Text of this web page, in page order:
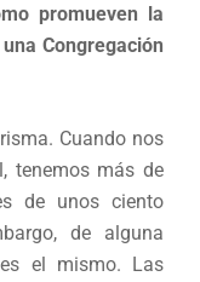
promueven la
Congregación
Cuando nos
tenemos más de
de unos ciento
de alguna
el mismo. Las